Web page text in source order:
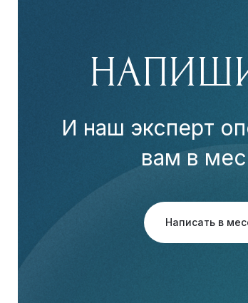
И наш эксперт
вам в
Написать в